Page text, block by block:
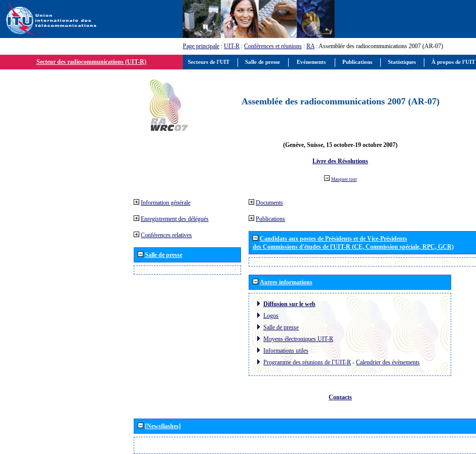
Page principale : UIT-R : Conférences et réunions : RA: Assemblée des radiocommunications 2007 (AR-07)
Secteur des radiocommunications (UIT-R)
Assemblée des radiocommunications 2007 (AR-07)
(Genève, Suisse, 15 octobre-19 octobre 2007)
Livre des Résolutions
Masquer tout
Information générale
Enregistrement des délégués
Conférences relatives
Salle de presse
Documents
Publications
Candidats aux postes de Présidents et de Vice-Présidents
des Commissions d'études de l'UIT-R (CE, Commission spéciale, RPC, GCR)
Autres informations
Diffusion sur le web
Logos
Salle de presse
Moyens électroniques UIT-R
Informations utiles
Programme des réunions de l´UIT-R- Calendrier des évènements
Contacts
[Newsflashes]
Secteurs de l'UIT Salle de presse Evénements Publications Statistiques À propos de l'UIT